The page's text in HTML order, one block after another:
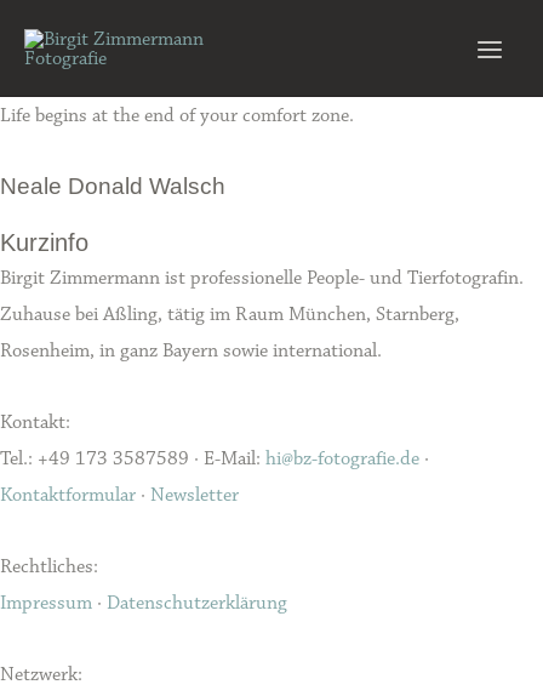
Inhalt
Life begins at the end of your comfort zone.
Neale Donald Walsch
Kurzinfo
Birgit Zimmermann ist professionelle People- und Tierfotografin.
Zuhause bei Aßling, tätig im Raum München, Starnberg,
Rosenheim, in ganz Bayern sowie international.
Kontakt:
Tel.: +49 173 3587589 · E-Mail: hi@bz-fotografie.de ·
Kontaktformular · Newsletter
Rechtliches:
Impressum · Datenschutzerklärung
Netzwerk: